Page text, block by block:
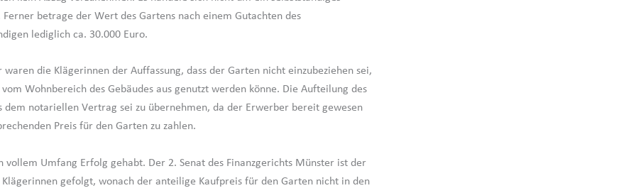
betrage der Wert des Gartens nach einem Gutachten des
lediglich ca. 30.000 Euro.
waren die Klägerinnen der Auffassung, dass der Garten nicht einzubeziehen sei,
Wohnbereich des Gebäudes aus genutzt werden könne. Die Aufteilung des
dem notariellen Vertrag sei zu übernehmen, da der Erwerber bereit gewesen
Preis für den Garten zu zahlen.
vollem Umfang Erfolg gehabt. Der 2. Senat des Finanzgerichts Münster ist der
Klägerinnen gefolgt, wonach der anteilige Kaufpreis für den Garten nicht in den